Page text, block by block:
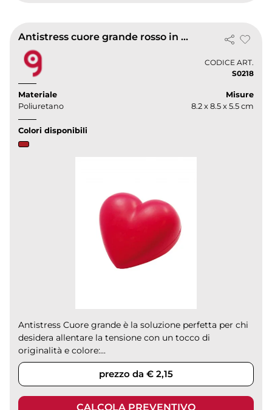
Antistress cuore grande rosso in poliuretano Morocolor 8,5 cm
CODICE ART.
S0218
Materiale
Poliuretano
Misure
8.2 x 8.5 x 5.5 cm
Colori disponibili
Antistress Cuore grande è la soluzione perfetta per chi
desidera allentare la tensione con un tocco di
originalità e colore:...
prezzo da € 2,15
CALCOLA PREVENTIVO